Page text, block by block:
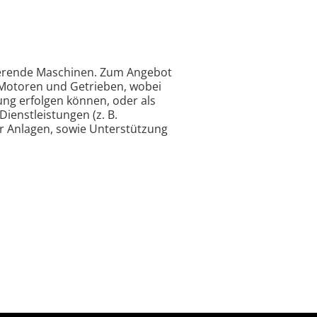
Maschinen. Zum Angebot
und Getrieben, wobei
erfolgen können, oder als
(z. B.
Anlagen, sowie Unterstützung